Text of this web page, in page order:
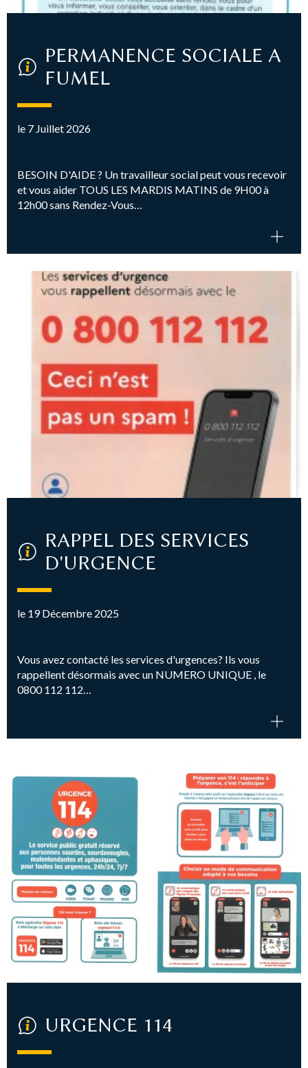
PERMANENCE SOCIALE A
FUMEL
le 7 Juillet 2026
BESOIN D'AIDE ? Un travailleur social peut vous recevoir
et vous aider TOUS LES MARDIS MATINS de 9H00 à
12h00 sans Rendez-Vous…
RAPPEL DES SERVICES
D'URGENCE
le 19 Décembre 2025
Vous avez contacté les services d'urgences? Ils vous
rappellent désormais avec un NUMERO UNIQUE , le
0800 112 112…
URGENCE 114